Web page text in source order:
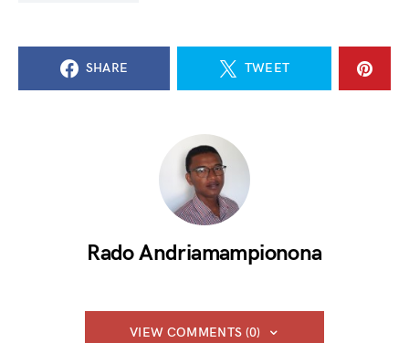
SHARE TWEET
Rado Andriamampionona
VIEW COMMENTS (0)